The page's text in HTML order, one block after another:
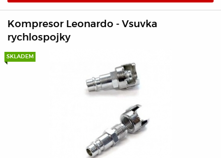
Kompresor Leonardo - Vsuvka
rychlospojky
SKLADEM